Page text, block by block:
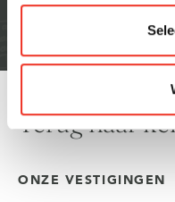
bekend staat om zijn
ook vanwege de
plezier uit mijn werk
Terug naar
ONZE VESTIGINGEN